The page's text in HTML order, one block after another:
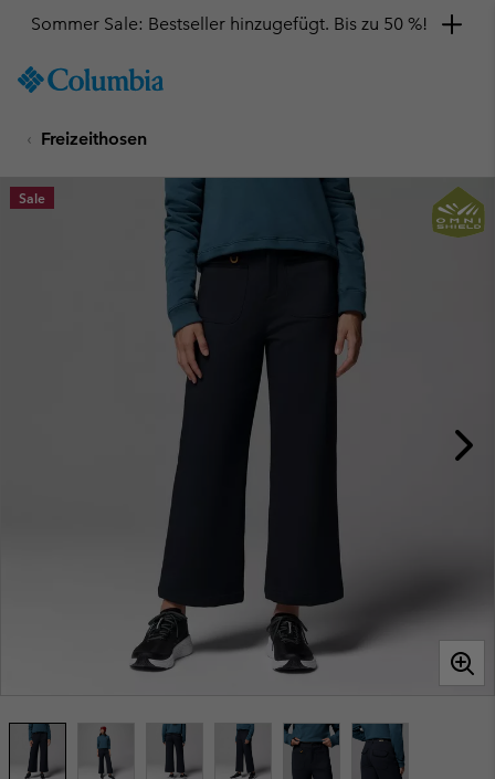
TO
SKIP
MAIN
NAV
Sommer Sale: Bestseller hinzugefügt. Bis zu 50 %!
Freizeithosen
Sale